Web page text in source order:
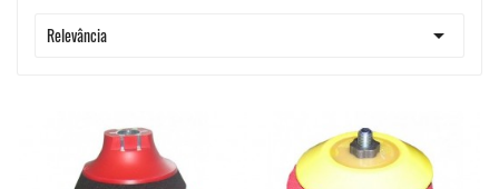
Relevância 